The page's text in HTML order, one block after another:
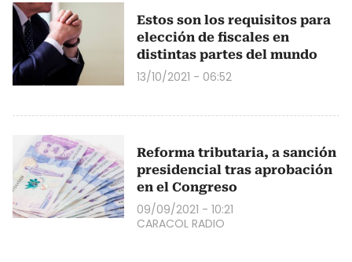
Estos son los requisitos para
elección de fiscales en
distintas partes del mundo
13/10/2021 - 06:52
Reforma tributaria, a sanción
presidencial tras aprobación
en el Congreso
09/09/2021 - 10:21
CARACOL RADIO